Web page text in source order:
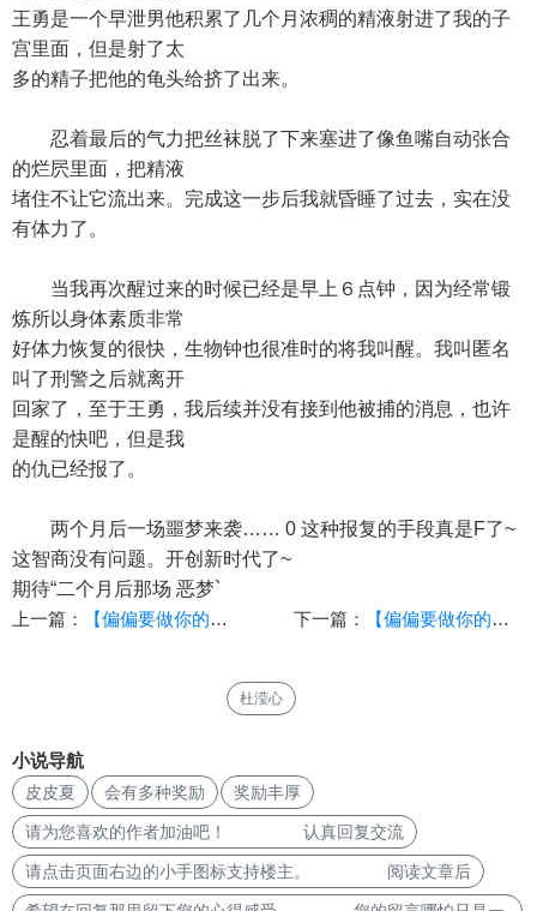
王勇是一个早泄男他积累了几个月浓稠的精液射进了我的子
宫里面，但是射了太
多的精子把他的龟头给挤了出来。
忍着最后的气力把丝袜脱了下来塞进了像鱼嘴自动张合
的烂屄里面，把精液
堵住不让它流出来。完成这一步后我就昏睡了过去，实在没
有体力了。
当我再次醒过来的时候已经是早上６点钟，因为经常锻
炼所以身体素质非常
好体力恢复的很快，生物钟也很准时的将我叫醒。我叫匿名
叫了刑警之后就离开
回家了，至于王勇，我后续并没有接到他被捕的消息，也许
是醒的快吧，但是我
的仇已经报了。
两个月后一场噩梦来袭…… 0 这种报复的手段真是F了~
这智商没有问题。开创新时代了~
期待“二个月后那场 恶梦`
上一篇：
【偏偏要做你的M】（2.8）【作者：deltat】 下一篇： 【偏偏要做你的M】（2.11）【作者：deltat】
杜滢心
小说导航
皮皮夏 会有多种奖励 奖励丰厚
请为您喜欢的作者加油吧！ 认真回复交流
请点击页面右边的小手图标支持楼主。 阅读文章后